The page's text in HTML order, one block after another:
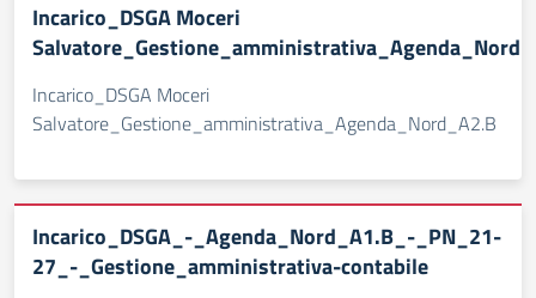
Incarico_DSGA Moceri
Incarico_DSGA Moceri
Salvatore_Gestione_amministrativa_Agenda_Nord_A2.B
Incarico_DSGA_-_Agenda_Nord_A1.B_-_PN_21-
27_-_Gestione_amministrativa-contabile